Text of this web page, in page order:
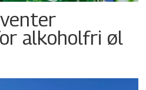
alkoholfri øl